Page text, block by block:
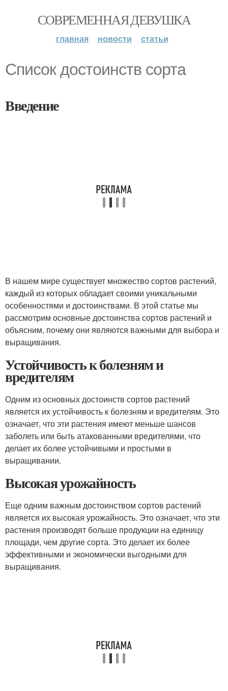
СОВРЕМЕННАЯ ДЕВУШКА
главная новости статьи
Список достоинств сорта
Введение
В нашем мире существует множество сортов растений,
каждый из которых обладает своими уникальными
особенностями и достоинствами. В этой статье мы
рассмотрим основные достоинства сортов растений и
объясним, почему они являются важными для выбора и
выращивания.
Устойчивость к болезням и
вредителям
Одним из основных достоинств сортов растений
является их устойчивость к болезням и вредителям. Это
означает, что эти растения имеют меньше шансов
заболеть или быть атакованными вредителями, что
делает их более устойчивыми и простыми в
выращивании.
Высокая урожайность
Еще одним важным достоинством сортов растений
является их высокая урожайность. Это означает, что эти
растения производят больше продукции на единицу
площади, чем другие сорта. Это делает их более
эффективными и экономически выгодными для
выращивания.